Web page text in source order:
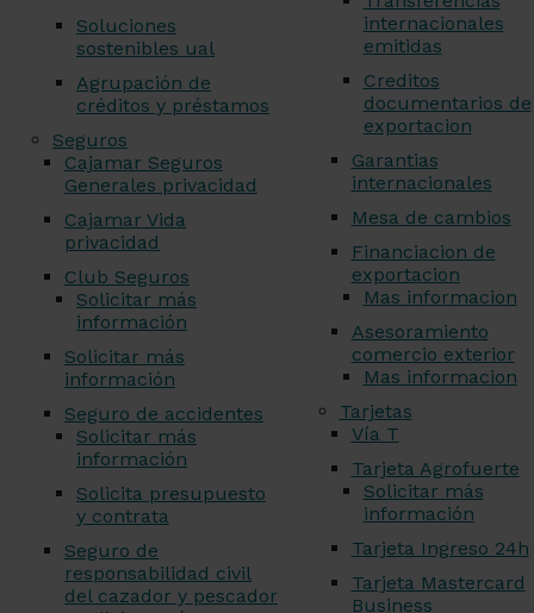
Soluciones
sostenibles ual
Agrupación de
créditos y préstamos
Seguros
Cajamar Seguros
Generales privacidad
Cajamar Vida
privacidad
Club Seguros
Solicitar más
información
Solicitar más
información
Seguro de accidentes
Solicitar más
información
Solicita presupuesto
y contrata
Seguro de
responsabilidad civil
del cazador y pescador
internacionales
emitidas
Creditos
documentarios de
exportacion
Garantias
internacionales
Mesa de cambios
Financiacion de
exportacion
Mas informacion
Asesoramiento
comercio exterior
Mas informacion
Tarjetas
Vía T
Tarjeta Agrofuerte
Solicitar más
información
Tarjeta Ingreso 24h
Tarjeta Mastercard
Business